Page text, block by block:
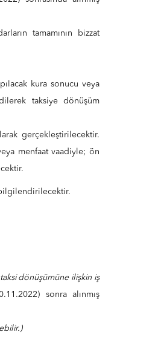
tamamının bizzat
kura sonucu veya
taksiye dönüşüm
gerçekleştirilecektir.
menfaat vaadiyle; ön
bilgilendirilecektir.
dönüşümüne ilişkin iş
sonra alınmış